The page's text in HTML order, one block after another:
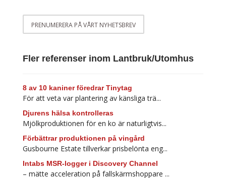
PRENUMERERA PÅ VÅRT NYHETSBREV
Fler referenser inom Lantbruk/Utomhus
8 av 10 kaniner föredrar Tinytag
För att veta var plantering av känsliga trä...
Djurens hälsa kontrolleras
Mjölkproduktionen för en ko är naturligtvis...
Förbättrar produktionen på vingård
Gusbourne Estate tillverkar prisbelönta eng...
Intabs MSR-logger i Discovery Channel
– mätte acceleration på fallskärmshoppare ...